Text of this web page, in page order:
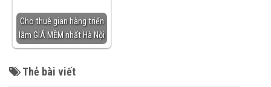
Cho thuê gian hàng triển
lãm GIÁ MỀM nhất Hà Nội
Thẻ bài viết